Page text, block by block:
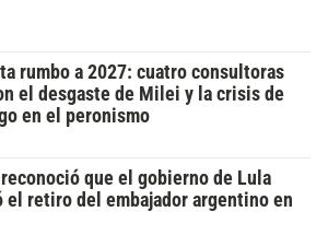
rumbo a 2027: cuatro consultoras
el desgaste de Milei y la crisis de
en el peronismo
que el gobierno de Lula
retiro del embajador argentino en